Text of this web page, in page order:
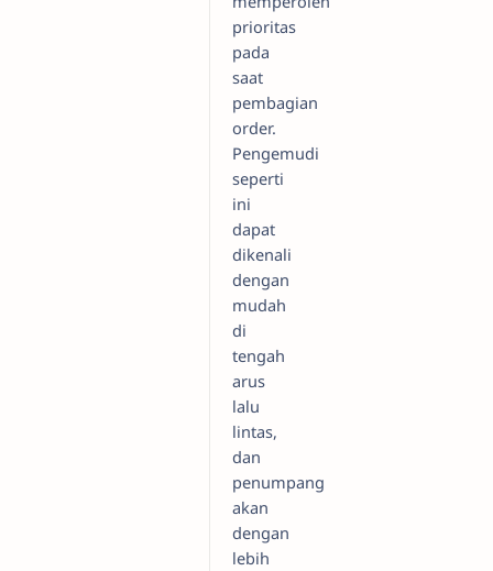
prioritas
pada
saat
pembagian
order.
Pengemudi
seperti
ini
dapat
dikenali
dengan
mudah
di
tengah
arus
lalu
lintas,
dan
penumpang
akan
dengan
lebih